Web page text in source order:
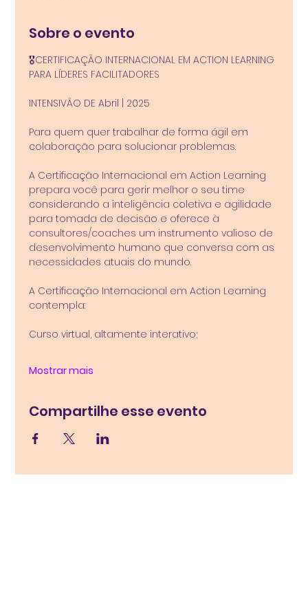
Sobre o evento
🎖️CERTIFICAÇÃO INTERNACIONAL EM ACTION LEARNING
PARA LÍDERES FACILITADORES
INTENSIVÃO DE Abril | 2025
Para quem quer trabalhar de forma ágil em
colaboração para solucionar problemas.
A Certificação Internacional em Action Learning
prepara você para gerir melhor o seu time
considerando a inteligência coletiva e agilidade
para tomada de decisão e oferece à
consultores/coaches um instrumento valioso de
desenvolvimento humano que conversa com as
necessidades atuais do mundo.
A Certificação Internacional em Action Learning
contempla:
Curso virtual, altamente interativo;
Mostrar mais
Compartilhe esse evento